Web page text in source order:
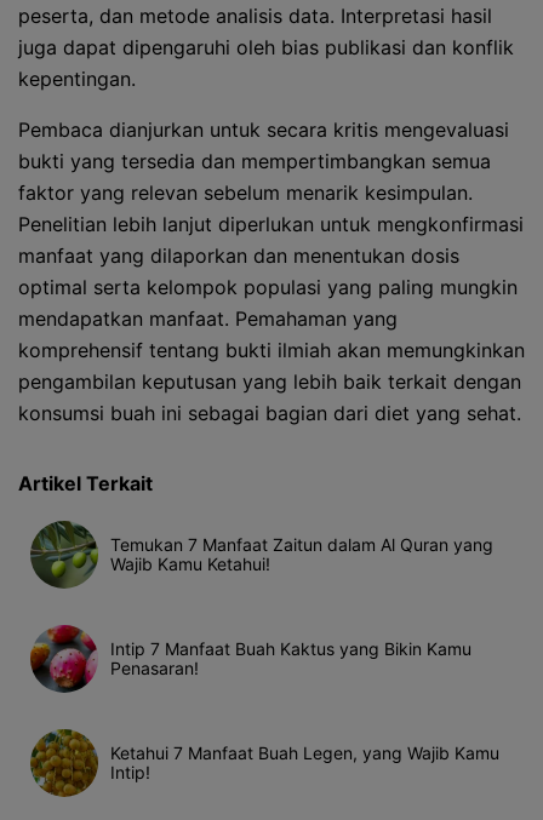
peserta, dan metode analisis data. Interpretasi hasil
juga dapat dipengaruhi oleh bias publikasi dan konflik
kepentingan.
Pembaca dianjurkan untuk secara kritis mengevaluasi
bukti yang tersedia dan mempertimbangkan semua
faktor yang relevan sebelum menarik kesimpulan.
Penelitian lebih lanjut diperlukan untuk mengkonfirmasi
manfaat yang dilaporkan dan menentukan dosis
optimal serta kelompok populasi yang paling mungkin
mendapatkan manfaat. Pemahaman yang
komprehensif tentang bukti ilmiah akan memungkinkan
pengambilan keputusan yang lebih baik terkait dengan
konsumsi buah ini sebagai bagian dari diet yang sehat.
Artikel Terkait
Temukan 7 Manfaat Zaitun dalam Al Quran yang
Wajib Kamu Ketahui!
Intip 7 Manfaat Buah Kaktus yang Bikin Kamu
Penasaran!
Ketahui 7 Manfaat Buah Legen, yang Wajib Kamu
Intip!